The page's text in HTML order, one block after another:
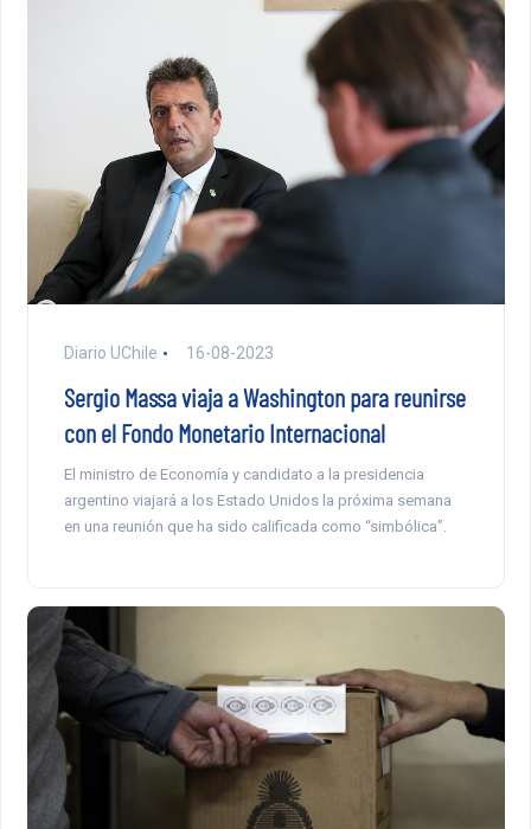
Diario UChile 16-08-2023
Sergio Massa viaja a Washington para reunirse
con el Fondo Monetario Internacional
El ministro de Economía y candidato a la presidencia
argentino viajará a los Estado Unidos la próxima semana
en una reunión que ha sido calificada como “simbólica”.